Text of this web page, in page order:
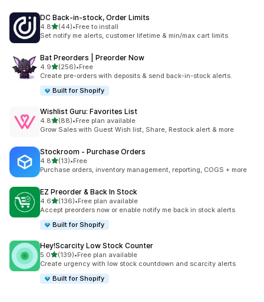
DC Back‑in‑stock, Order Limits
4.8별 5개 중
(44)
총 리뷰 44개
•Free to install
Set notify me alerts, customer lifetime & min/max cart limits
Bat Preorders | Preorder Now
4.9별 5개 중
(256)
총 리뷰 256개
•Free
Create pre-orders with deposits & send back-in-stock alerts.
Built for Shopify
Wishlist Guru: Favorites List
4.8별 5개 중
(88)
총 리뷰 88개
•Free plan available
Grow Sales with Guest Wish list, Share, Restock alert & more
Stockroom ‑ Purchase Orders
4.8별 5개 중
(13)
총 리뷰 13개
•Free
Purchase orders, inventory management, reporting, COGS + more
EZ Preorder & Back In Stock
4.6별 5개 중
(136)
총 리뷰 136개
•Free plan available
Accept preorders now or enable notify me back in stock alerts
Built for Shopify
Hey!Scarcity Low Stock Counter
5.0별 5개 중
(139)
총 리뷰 139개
•Free plan available
Create urgency with low stock countdown and scarcity alerts
Built for Shopify